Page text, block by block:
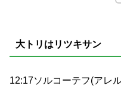
大トリはリツキサン
12:17ソルコーテフ(アレ